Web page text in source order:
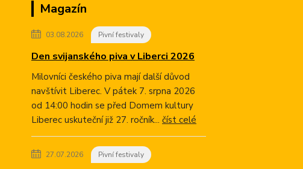
Magazín
03.08.2026 Pivní festivaly
Den svijanského piva v Liberci 2026
Milovníci českého piva mají další důvod
navštívit Liberec. V pátek 7. srpna 2026
od 14:00 hodin se před Domem kultury
Liberec uskuteční již 27. ročník... číst celé
27.07.2026 Pivní festivaly